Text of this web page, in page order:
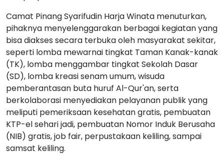
Camat Pinang Syarifudin Harja Winata menuturkan,
pihaknya menyelenggarakan berbagai kegiatan yang
bisa diakses secara terbuka oleh masyarakat sekitar,
seperti lomba mewarnai tingkat Taman Kanak-kanak
(TK), lomba menggambar tingkat Sekolah Dasar
(SD), lomba kreasi senam umum, wisuda
pemberantasan buta huruf Al-Qur'an, serta
berkolaborasi menyediakan pelayanan publik yang
meliputi pemeriksaan kesehatan gratis, pembuatan
KTP-el sehari jadi, pembuatan Nomor Induk Berusaha
(NIB) gratis, job fair, perpustakaan keliling, sampai
samsat keliling.